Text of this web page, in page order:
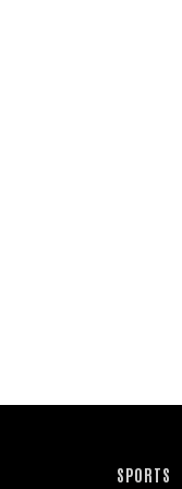
SPORTS